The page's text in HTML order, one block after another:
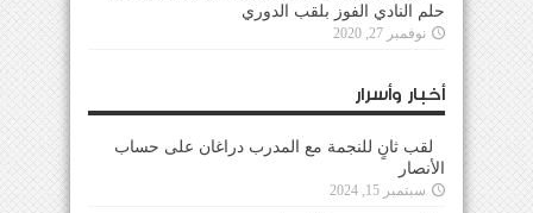
حلم النادي الفوز بلقب الدوري
نوفمبر 27, 2020
أخبار وأسرار
لقب ثانٍ للنجمة مع المدرب دراغان على حساب
الأنصار
سبتمبر 15, 2024